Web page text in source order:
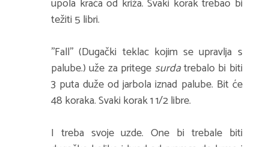
upola kraća od križa. Svaki korak trebao bi
težiti 5 libri.
''Fall'' (Dugački teklac kojim se upravlja s
palube.) uže za pritege surdatrebalo bi biti
3 puta duže od jarbola iznad palube. Bit će
48 koraka. Svaki korak 1 1/2 libre.
I treba svoje uzde. One bi trebale biti